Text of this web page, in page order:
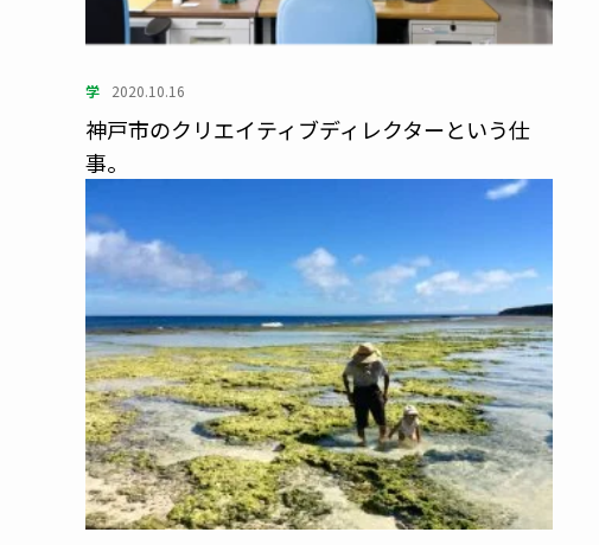
学 2020.10.16
神戸市のクリエイティブディレクターという仕
事。